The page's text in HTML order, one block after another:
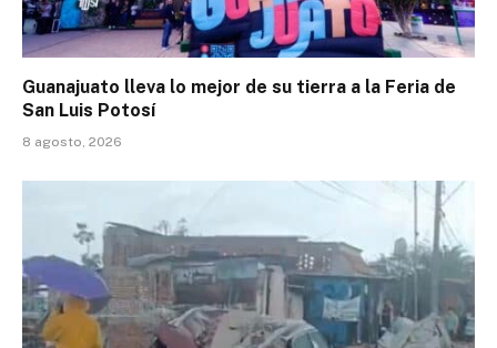
Guanajuato lleva lo mejor de su tierra a la Feria de
San Luis Potosí
8 agosto, 2026